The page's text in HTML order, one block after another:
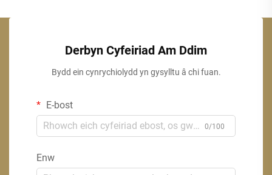
Derbyn Cyfeiriad Am Ddim
Bydd ein cynrychiolydd yn gysylltu â chi fuan.
E-bost
0/100
Enw